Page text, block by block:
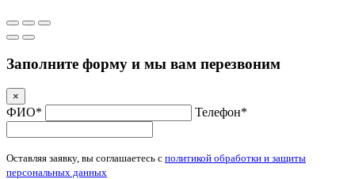
Заполните форму и мы вам перезвоним
×
ФИО* Телефон*
Оставляя заявку, вы соглашаетесь с политикой обработки и защиты
персональных данных